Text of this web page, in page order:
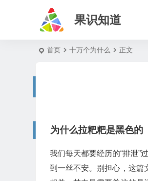
果识知道
首页 十万个为什么 正文
为什么拉粑粑是黑色的
我们每天都要经历的“排泄”
到一丝不安。别担心，这篇